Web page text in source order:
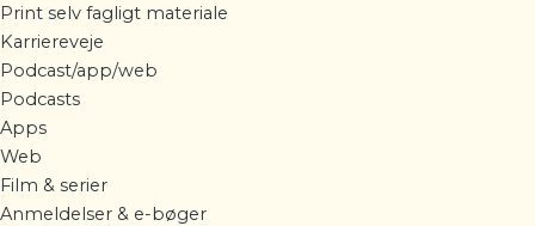
Print selv fagligt materiale
Karriereveje
Podcast/app/web
Podcasts
Apps
Web
Film & serier
Anmeldelser & e-bøger